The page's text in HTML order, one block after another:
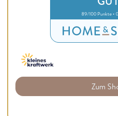
89/100 Punkte •
Zum